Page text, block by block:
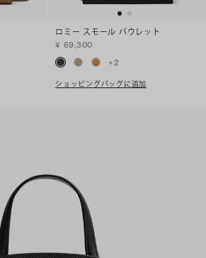
ロミー スモール バウレット
¥ 69,300
+2
ショッピングバッグに追加